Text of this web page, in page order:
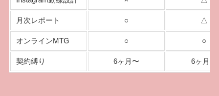
月次レポート ○ △
オンラインMTG ○ ○
契約縛り 6ヶ月〜 6ヶ月〜